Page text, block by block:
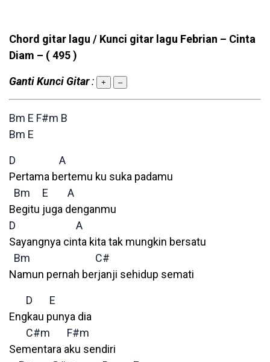
Chord gitar lagu / Kunci gitar lagu Febrian – Cinta
Diam – ( 495 )
Ganti Kunci Gitar: + –
Bm E F#m B
Bm E
D
A
Pertama bertemu ku suka padamu
Bm
E
A
Begitu juga denganmu
D
A
Sayangnya cinta kita tak mungkin bersatu
Bm
C#
Namun pernah berjanji sehidup semati
D
E
Engkau punya dia
C#m
F#m
Sementara aku sendiri